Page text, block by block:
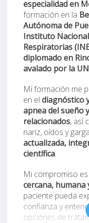
especialidad en
formación en la
Autónoma de
Instituto
Respiratorias
diplomado en
avalado por la
Mi formación me
en el diagnóstico
apnea del sueño
relacionados, así
nariz, oídos y
actualizada,
científica.
Mi compromiso
cercana,
paciente pueda
confianza y
opciones de